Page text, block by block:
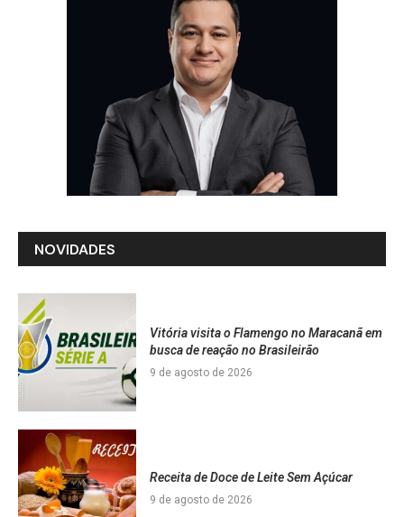
NOVIDADES
Vitória visita o Flamengo no Maracanã em
busca de reação no Brasileirão
9 de agosto de 2026
Receita de Doce de Leite Sem Açúcar
9 de agosto de 2026